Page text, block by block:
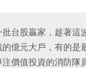
台股贏家，趁著這
億元大戶，有的是
價值投資的消防隊